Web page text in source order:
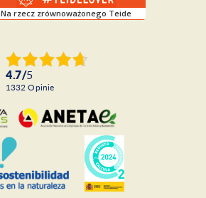
Na rzecz zrównoważonego Teide
4.7/5
1332 opinie